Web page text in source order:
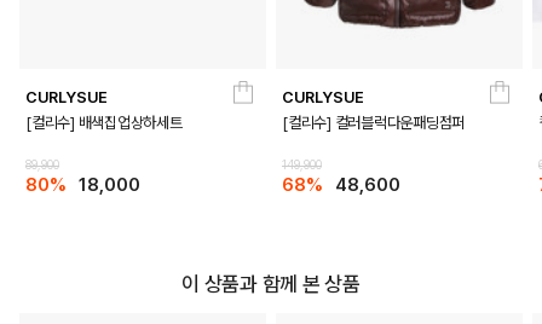
CURLYSUE
[컬리수] 배색집업상하세트
89,900
80% 18,000
CURLYSUE
[컬리수] 컬러블럭다운패딩점퍼
149,900
68% 48,600
이 상품과 함께 본 상품